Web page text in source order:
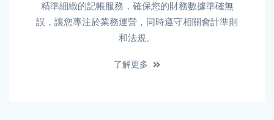
精準細緻的記帳服務，確保您的財務數據準確無
誤，讓您專注於業務運營，同時遵守相關會計準則
和法規。
了解更多